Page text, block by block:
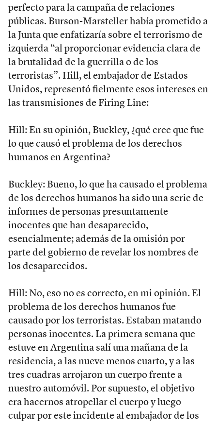
perfecto para la campaña de relaciones
públicas. Burson-Marsteller había prometido a
la Junta que enfatizaría sobre el terrorismo de
izquierda “al proporcionar evidencia clara de
la brutalidad de la guerrilla o de los
terroristas”. Hill, el embajador de Estados
Unidos, representó fielmente esos intereses en
las transmisiones de Firing Line:
Hill: En su opinión, Buckley, ¿qué cree que fue
lo que causó el problema de los derechos
humanos en Argentina?
Buckley: Bueno, lo que ha causado el problema
de los derechos humanos ha sido una serie de
informes de personas presuntamente
inocentes que han desaparecido,
esencialmente; además de la omisión por
parte del gobierno de revelar los nombres de
los desaparecidos.
Hill: No, eso no es correcto, en mi opinión. El
problema de los derechos humanos fue
causado por los terroristas. Estaban matando
personas inocentes. La primera semana que
estuve en Argentina salí una mañana de la
residencia, a las nueve menos cuarto, y a las
tres cuadras arrojaron un cuerpo frente a
nuestro automóvil. Por supuesto, el objetivo
era hacernos atropellar el cuerpo y luego
culpar por este incidente al embajador de los